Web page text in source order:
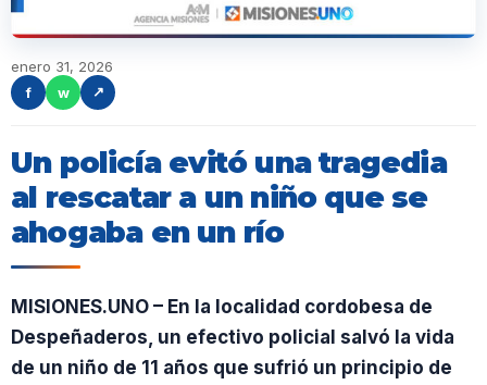
enero 31, 2026
f
w ↗
Un policía evitó una tragedia
al rescatar a un niño que se
ahogaba en un río
MISIONES.UNO – En la localidad cordobesa de
Despeñaderos, un efectivo policial salvó la vida
de un niño de 11 años que sufrió un principio de